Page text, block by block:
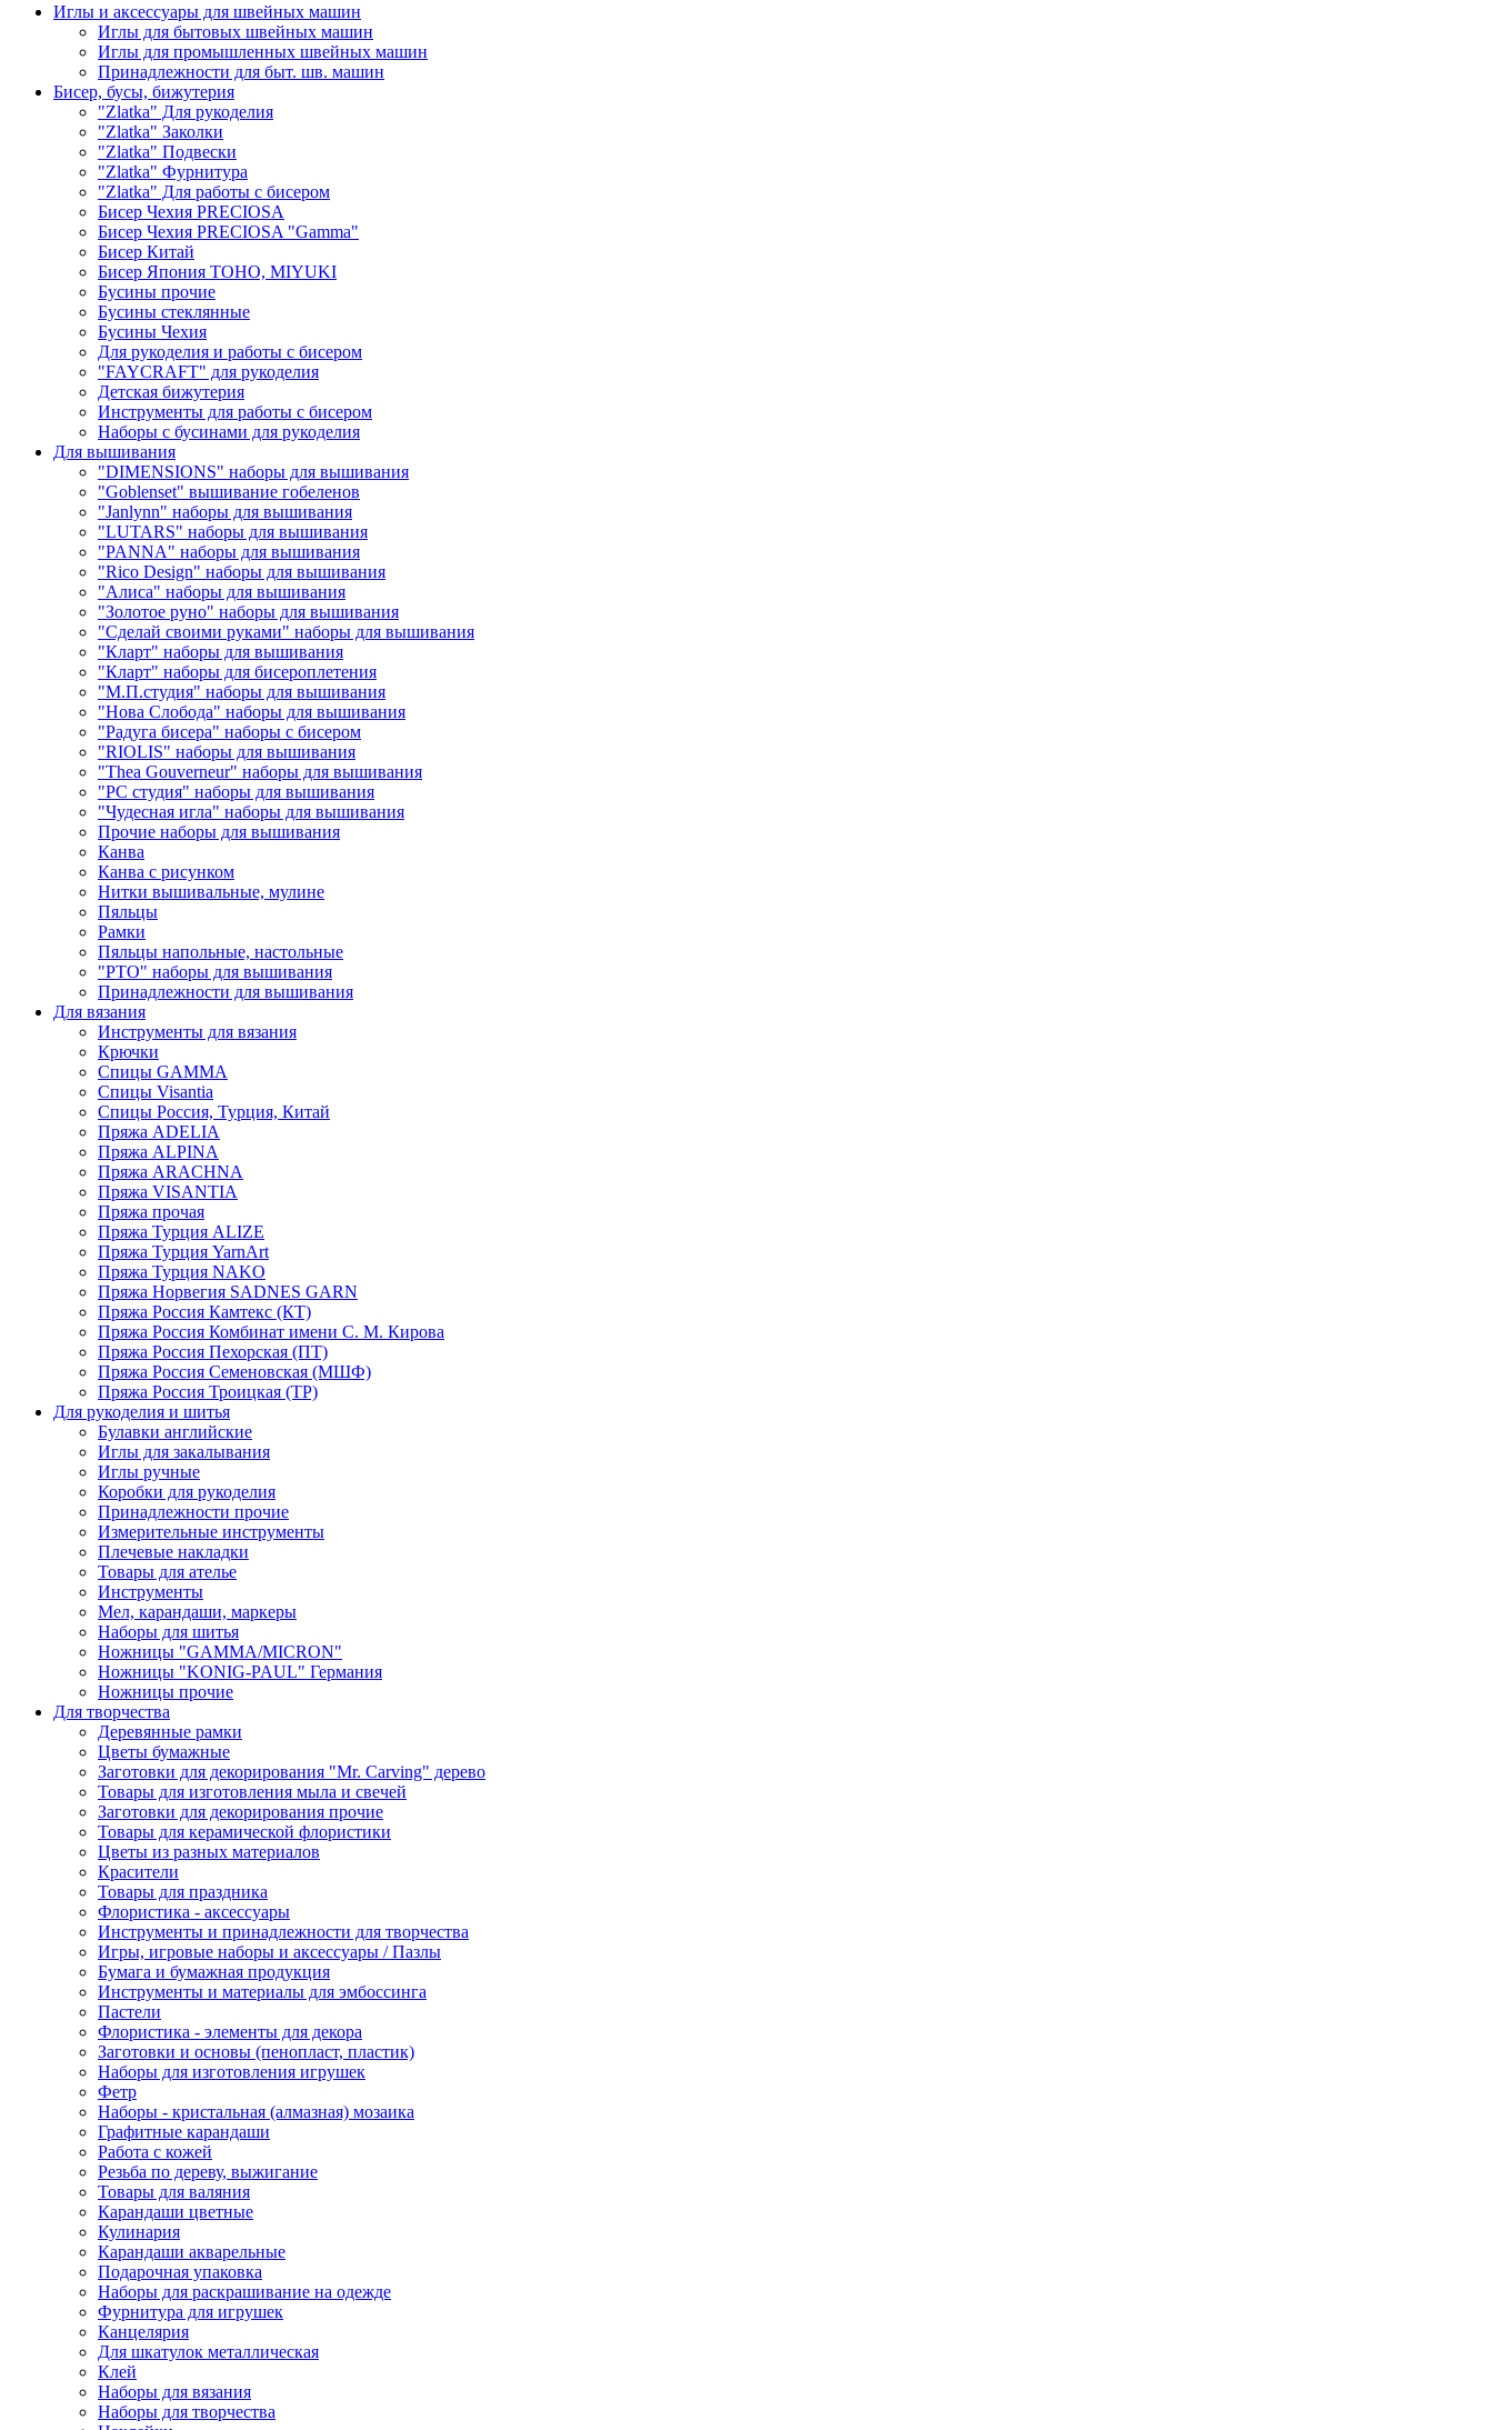
Иглы и аксессуары для швейных машин
Иглы для бытовых швейных машин
Иглы для промышленных швейных машин
Принадлежности для быт. шв. машин
Бисер, бусы, бижутерия
"Zlatka" Для рукоделия
"Zlatka" Заколки
"Zlatka" Подвески
"Zlatka" Фурнитура
"Zlatka" Для работы с бисером
Бисер Чехия PRECIOSA
Бисер Чехия PRECIOSA "Gamma"
Бисер Китай
Бисер Япония TOHO, MIYUKI
Бусины прочие
Бусины стеклянные
Бусины Чехия
Для рукоделия и работы с бисером
"FAYCRAFT" для рукоделия
Детская бижутерия
Инструменты для работы с бисером
Наборы с бусинами для рукоделия
Для вышивания
"DIMENSIONS" наборы для вышивания
"Goblenset" вышивание гобеленов
"Janlynn" наборы для вышивания
"LUTARS" наборы для вышивания
"PANNA" наборы для вышивания
"Rico Design" наборы для вышивания
"Алиса" наборы для вышивания
"Золотое руно" наборы для вышивания
"Сделай своими руками" наборы для вышивания
"Кларт" наборы для вышивания
"Кларт" наборы для бисероплетения
"М.П.студия" наборы для вышивания
"Нова Слобода" наборы для вышивания
"Радуга бисера" наборы с бисером
"RIOLIS" наборы для вышивания
"Thea Gouverneur" наборы для вышивания
"РС студия" наборы для вышивания
"Чудесная игла" наборы для вышивания
Прочие наборы для вышивания
Канва
Канва с рисунком
Нитки вышивальные, мулине
Пяльцы
Рамки
Пяльцы напольные, настольные
"РТО" наборы для вышивания
Принадлежности для вышивания
Для вязания
Инструменты для вязания
Крючки
Спицы GAMMA
Спицы Visantia
Спицы Россия, Турция, Китай
Пряжа ADELIA
Пряжа ALPINA
Пряжа ARACHNA
Пряжа VISANTIA
Пряжа прочая
Пряжа Турция ALIZE
Пряжа Турция YarnArt
Пряжа Турция NAKO
Пряжа Норвегия SADNES GARN
Пряжа Россия Камтекс (КТ)
Пряжа Россия Комбинат имени С. М. Кирова
Пряжа Россия Пехорская (ПТ)
Пряжа Россия Семеновская (МШФ)
Пряжа Россия Троицкая (ТР)
Для рукоделия и шитья
Булавки английские
Иглы для закалывания
Иглы ручные
Коробки для рукоделия
Принадлежности прочие
Измерительные инструменты
Плечевые накладки
Товары для ателье
Инструменты
Мел, карандаши, маркеры
Наборы для шитья
Ножницы "GAMMA/MICRON"
Ножницы "KONIG-PAUL" Германия
Ножницы прочие
Для творчества
Деревянные рамки
Цветы бумажные
Заготовки для декорирования "Mr. Carving" дерево
Товары для изготовления мыла и свечей
Заготовки для декорирования прочие
Товары для керамической флористики
Цветы из разных материалов
Красители
Товары для праздника
Флористика - аксессуары
Инструменты и принадлежности для творчества
Игры, игровые наборы и аксессуары / Пазлы
Бумага и бумажная продукция
Инструменты и материалы для эмбоссинга
Пастели
Флористика - элементы для декора
Заготовки и основы (пенопласт, пластик)
Наборы для изготовления игрушек
Фетр
Наборы - кристальная (алмазная) мозаика
Графитные карандаши
Работа с кожей
Резьба по дереву, выжигание
Товары для валяния
Карандаши цветные
Кулинария
Карандаши акварельные
Подарочная упаковка
Наборы для раскрашивание на одежде
Фурнитура для игрушек
Канцелярия
Для шкатулок металлическая
Клей
Наборы для вязания
Наборы для творчества